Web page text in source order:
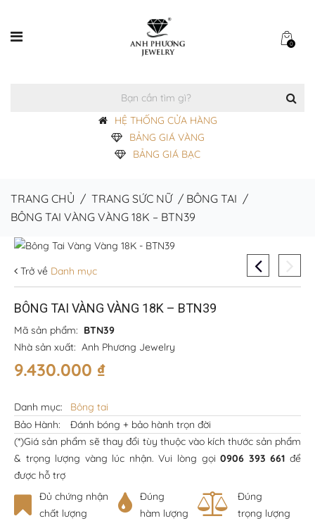
0
HỆ THỐNG CỬA HÀNG
BẢNG GIÁ VÀNG
BẢNG GIÁ BẠC
TRANG CHỦ / TRANG SỨC NỮ/ BÔNG TAI /
BÔNG TAI VÀNG VÀNG 18K – BTN39
Trở về Danh mục
BÔNG TAI VÀNG VÀNG 18K – BTN39
Mã sản phẩm: BTN39
Nhà sản xuất: Anh Phương Jewelry
9.430.000 ₫
Danh mục:
Bông tai
Bảo Hành:
Đánh bóng + bảo hành trọn đời
(*)Giá sản phẩm sẽ thay đổi tùy thuộc vào kích thước sản phẩm
& trọng lượng vàng lúc nhận. Vui lòng gọi0906 393 661 để
được hỗ trợ
Đủ chứng nhận
chất lượng
Đúng
hàm lượng
Đúng
trọng lượng